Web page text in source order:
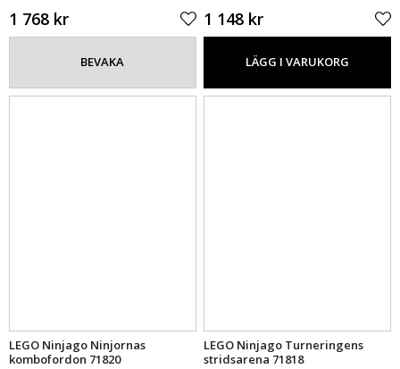
1 768 kr
BEVAKA
1 148 kr
LÄGG I VARUKORG
LEGO Ninjago Ninjornas
kombofordon 71820
LEGO Ninjago Turneringens
stridsarena 71818